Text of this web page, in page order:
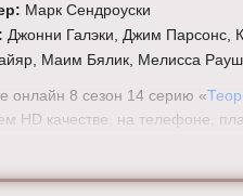
Марк Сендроуски
Джонни Галэки, Джим Парсонс,
Маим Бялик, Мелисса
онлайн 8 сезон 14 серию «
HD качестве, на телефоне,